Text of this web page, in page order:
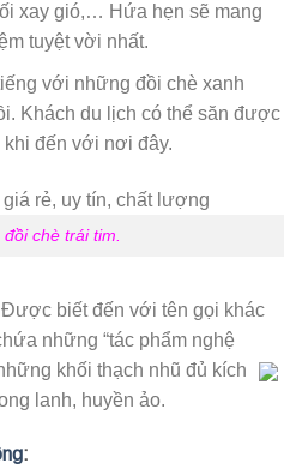
xay gió,… Hứa hẹn sẽ mang
tuyệt vời nhất.
với những đồi chè xanh
Khách du lịch có thể săn được
đến với nơi đây.
chè trái tim.
Được biết đến với tên gọi khác
những “tác phẩm nghệ
khối thạch nhũ đủ kích
lanh, huyền ảo.
: